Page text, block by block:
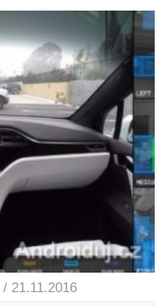
/ 21.11.2016